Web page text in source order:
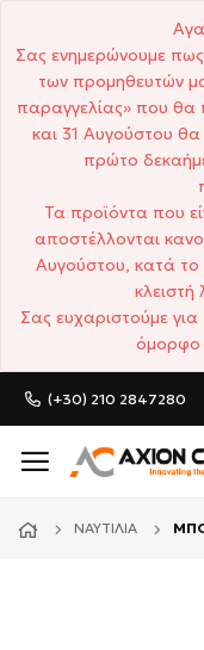
Σας ενημερώνουμε
των προμηθευτών
παραγγελίας» που θα
και 31 Αυγούστου
πρώτο
Τα προϊόντα που
αποστέλλονται
Αυγούστου, κατά το
Σας ευχαριστούμε
όμορφο
(+30) 210 2847280
ΝΑΥΤΙΛΊΑ